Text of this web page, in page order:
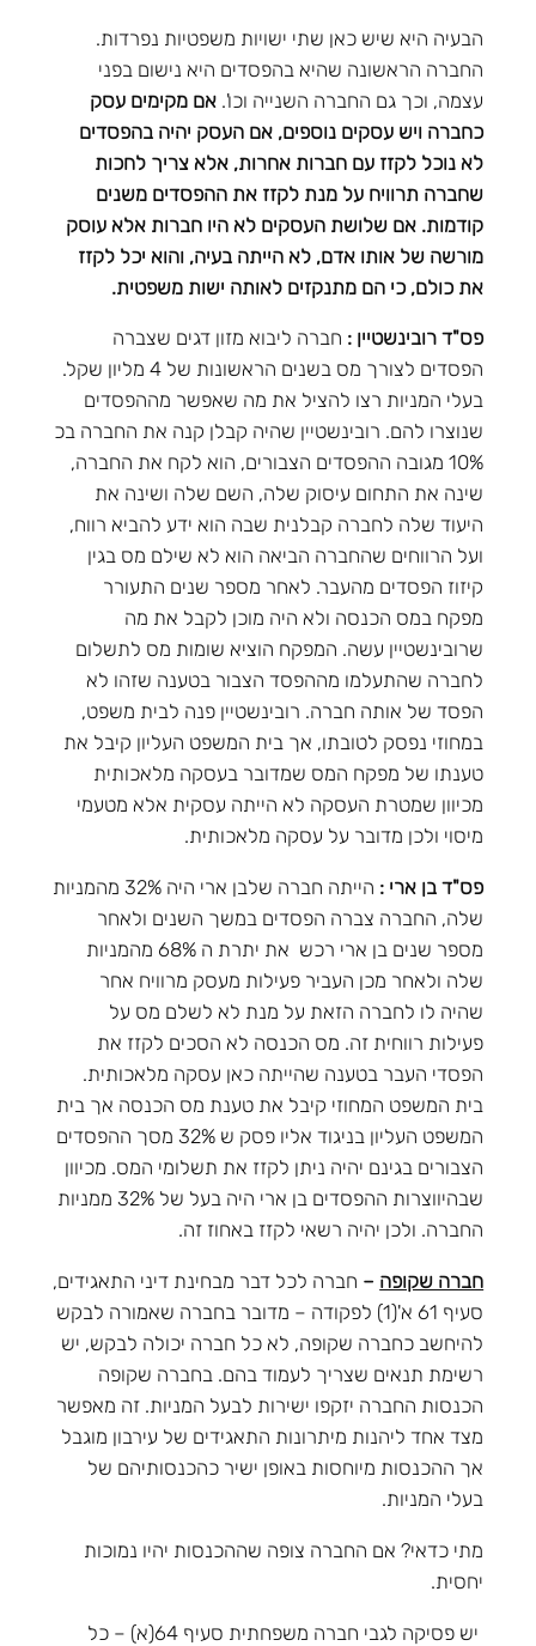
הבעיה היא שיש כאן שתי ישויות משפטיות נפרדות.
החברה הראשונה שהיא בהפסדים היא נישום בפני
עצמה, וכך גם החברה השנייה וכו'. אם מקימים עסק
כחברה ויש עסקים נוספים, אם העסק יהיה בהפסדים
לא נוכל לקזז עם חברות אחרות, אלא צריך לחכות
שחברה תרוויח על מנת לקזז את ההפסדים משנים
קודמות. אם שלושת העסקים לא היו חברות אלא עוסק
מורשה של אותו אדם, לא הייתה בעיה, והוא יכל לקזז
את כולם, כי הם מתנקזים לאותה ישות משפטית.
פס"ד רובינשטיין : חברה ליבוא מזון דגים שצברה
הפסדים לצורך מס בשנים הראשונות של 4 מליון שקל.
בעלי המניות רצו להציל את מה שאפשר מההפסדים
שנוצרו להם. רובינשטיין שהיה קבלן קנה את החברה בכ
10% מגובה ההפסדים הצבורים, הוא לקח את החברה,
שינה את התחום עיסוק שלה, השם שלה ושינה את
היעוד שלה לחברה קבלנית שבה הוא ידע להביא רווח,
ועל הרווחים שהחברה הביאה הוא לא שילם מס בגין
קיזוז הפסדים מהעבר. לאחר מספר שנים התעורר
מפקח במס הכנסה ולא היה מוכן לקבל את מה
שרובינשטיין עשה. המפקח הוציא שומות מס לתשלום
לחברה שהתעלמו מההפסד הצבור בטענה שזהו לא
הפסד של אותה חברה. רובינשטיין פנה לבית משפט,
במחוזי נפסק לטובתו, אך בית המשפט העליון קיבל את
טענתו של מפקח המס שמדובר בעסקה מלאכותית
מכיוון שמטרת העסקה לא הייתה עסקית אלא מטעמי
מיסוי ולכן מדובר על עסקה מלאכותית.
פס"ד בן ארי :
הייתה חברה שלבן ארי היה 32% מהמניות
שלה, החברה צברה הפסדים במשך השנים ולאחר
מספר שנים בן ארי רכש את יתרת ה 68% מהמניות
שלה ולאחר מכן העביר פעילות מעסק מרוויח אחר
שהיה לו לחברה הזאת על מנת לא לשלם מס על
פעילות רווחית זה. מס הכנסה לא הסכים לקזז את
הפסדי העבר בטענה שהייתה כאן עסקה מלאכותית.
בית המשפט המחוזי קיבל את טענת מס הכנסה אך בית
המשפט העליון בניגוד אליו פסק ש 32% מסך ההפסדים
הצבורים בגינם יהיה ניתן לקזז את תשלומי המס. מכיוון
שבהיווצרות ההפסדים בן ארי היה בעל של 32% ממניות
החברה. ולכן יהיה רשאי לקזז באחוז זה.
חברה שקופה – חברה לכל דבר מבחינת דיני התאגידים,
סעיף 61 א'(1) לפקודה – מדובר בחברה שאמורה לבקש
להיחשב כחברה שקופה, לא כל חברה יכולה לבקש, יש
רשימת תנאים שצריך לעמוד בהם. בחברה שקופה
הכנסות החברה יזקפו ישירות לבעל המניות. זה מאפשר
מצד אחד ליהנות מיתרונות התאגידים של עירבון מוגבל
אך ההכנסות מיוחסות באופן ישיר כהכנסותיהם של
בעלי המניות.
מתי כדאי? אם החברה צופה שההכנסות יהיו נמוכות
יחסית.
יש פסיקה לגבי חברה משפחתית סעיף 64(א) – כל